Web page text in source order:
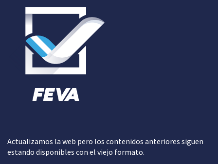
Actualizamos la web pero los contenidos anteriores siguen
estando disponibles con el viejo formato.